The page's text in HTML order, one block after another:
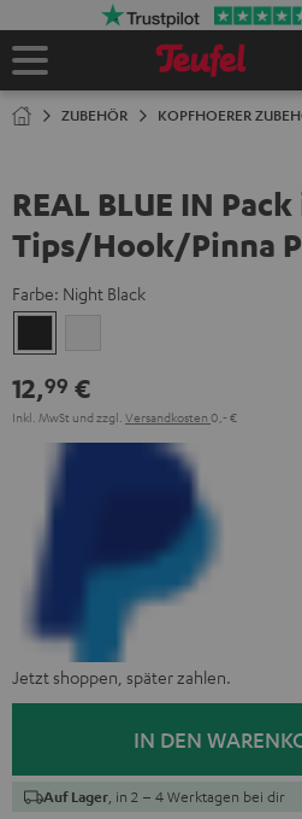
Startseite
ZUBEHÖR KOPFHOERER
REAL BLUE IN
Tips/Hook/Pinna
Farbe: Night Black
Black
12,99 €
Inkl. MwSt und zzgl. Versandkosten 0,‐ €
Jetzt shoppen, später zahlen.
IN DEN
Auf Lager , in 2 – 4 Werktagen bei dir